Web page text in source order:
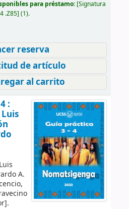
para préstamo: Signatura
.Z85 (1).
reserva
de artículo
al carrito
:
Luis
A.
.